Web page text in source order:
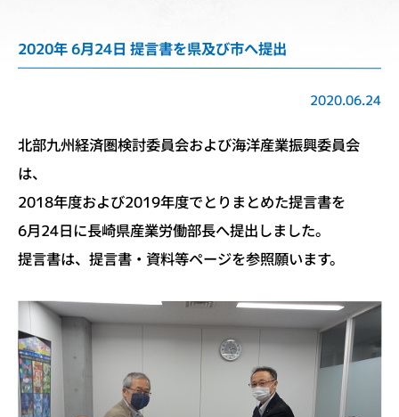
2020年 6月24日 提言書を県及び市へ提出
2020.06.24
北部九州経済圏検討委員会および海洋産業振興委員会
は、
2018年度および2019年度でとりまとめた提言書を
6月24日に長崎県産業労働部長へ提出しました。
提言書は、提言書・資料等ページを参照願います。